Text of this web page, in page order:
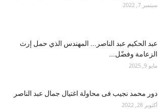
سبتمبر 7, 2022
عبد الحكيم عبد الناصر... المهندس الذي حمل إرث
الزعامة وفضّل...
مايو 9, 2025
دور محمد نجيب فى محاولة اغتيال جمال عبد الناصر
أكتوبر 28, 2022